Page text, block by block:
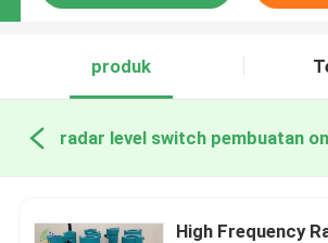
produk
radar level switch pembuatan
High Frequency